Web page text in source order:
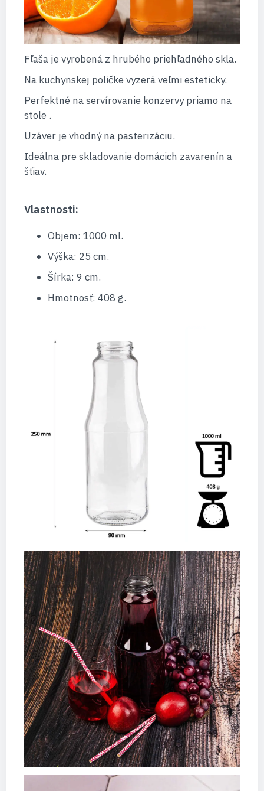
Fľaša je vyrobená z hrubého priehľadného skla.
Na kuchynskej poličke vyzerá veľmi esteticky.
Perfektné na servírovanie konzervy priamo na
stole .
Uzáver je vhodný na pasterizáciu.
Ideálna pre skladovanie domácich zavarenín a
šťiav.
Vlastnosti:
Objem: 1000 ml.
Výška: 25 cm.
Šírka: 9 cm.
Hmotnosť: 408 g.